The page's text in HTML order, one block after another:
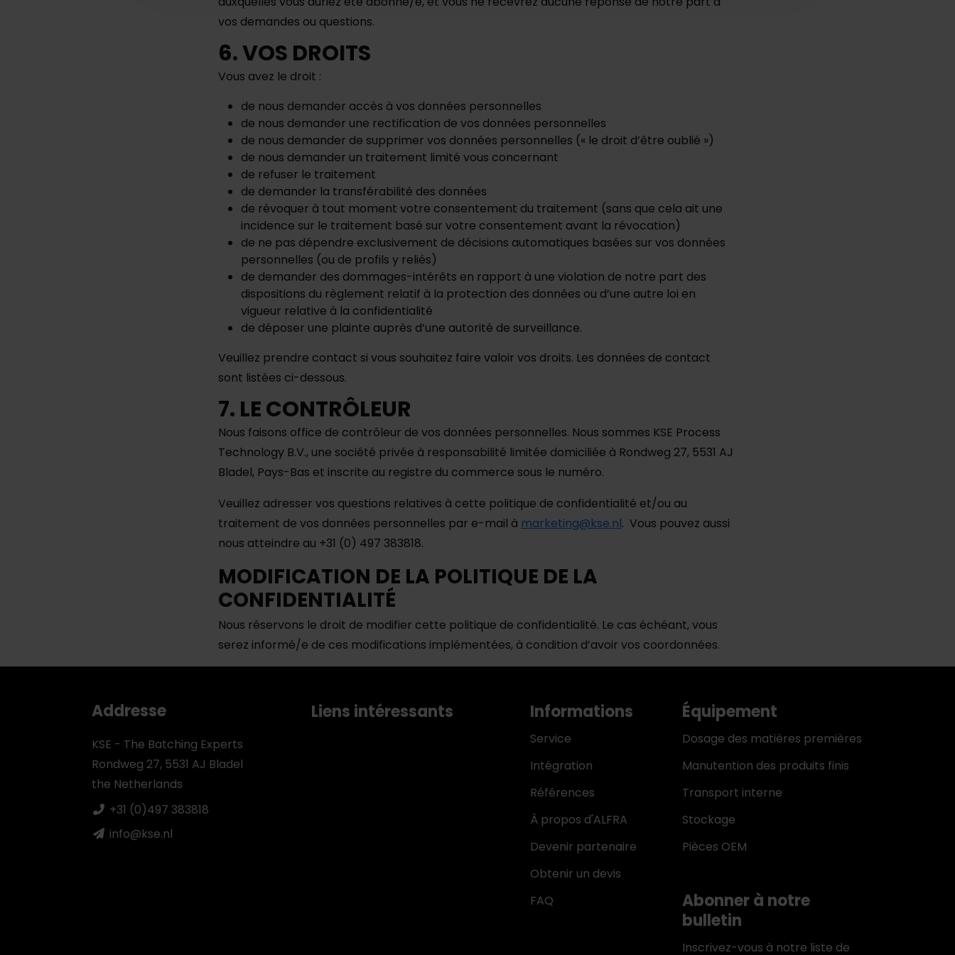
vos demandes ou questions.
6. VOS DROITS
Vous avez le droit :
de nous demander accès à vos données personnelles
de nous demander une rectification de vos données personnelles
de nous demander de supprimer vos données personnelles (« le droit d’être oublié »)
de nous demander un traitement limité vous concernant
de refuser le traitement
de demander la transférabilité des données
de révoquer à tout moment votre consentement du traitement (sans que cela ait une
incidence sur le traitement basé sur votre consentement avant la révocation)
de ne pas dépendre exclusivement de décisions automatiques basées sur vos données
personnelles (ou de profils y reliés)
de demander des dommages-intérêts en rapport à une violation de notre part des
dispositions du règlement relatif à la protection des données ou d’une autre loi en
vigueur relative à la confidentialité
de déposer une plainte auprès d’une autorité de surveillance.
Veuillez prendre contact si vous souhaitez faire valoir vos droits. Les données de contact
sont listées ci-dessous.
7. LE CONTRÔLEUR
Nous faisons office de contrôleur de vos données personnelles. Nous sommes KSE Process
Technology B.V., une société privée à responsabilité limitée domiciliée à Rondweg 27, 5531 AJ
Bladel, Pays-Bas et inscrite au registre du commerce sous le numéro.
Veuillez adresser vos questions relatives à cette politique de confidentialité et/ou au
traitement de vos données personnelles par e-mail à marketing@kse.nl. Vous pouvez aussi
nous atteindre au +31 (0) 497 383818.
MODIFICATION DE LA POLITIQUE DE LA
CONFIDENTIALITÉ
Nous réservons le droit de modifier cette politique de confidentialité. Le cas échéant, vous
serez informé/e de ces modifications implémentées, à condition d’avoir vos coordonnées.
Addresse
KSE - The Batching Experts
Rondweg 27, 5531 AJ Bladel
the Netherlands
+31 (0)497 383818
info@kse.nl
Liens intéressants Informations
Service
Intégration
Références
À propos d'ALFRA
Devenir partenaire
Obtenir un devis
FAQ
Équipement
Dosage des matières premières
Manutention des produits finis
Transport interne
Stockage
Pièces OEM
Abonner à notre
bulletin
Inscrivez-vous à notre liste de